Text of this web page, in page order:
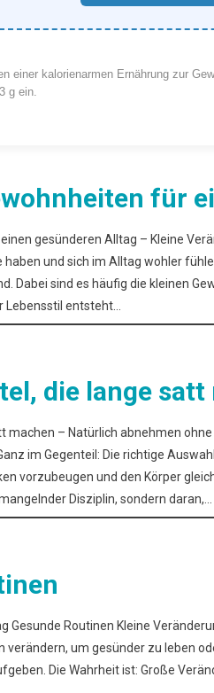
einer kalorienarmen Ernährung zur
g ein.
für
gesünderen Alltag – Kleine
haben und sich im Alltag wohler
Dabei sind es häufig die kleinen
Lebensstil entsteht…
die lange satt
machen – Natürlich abnehmen
im Gegenteil: Die richtige
vorzubeugen und den Körper
Disziplin, sondern daran,…
Gesunde Routinen Kleine
um gesünder zu leben
Die Wahrheit ist: Große